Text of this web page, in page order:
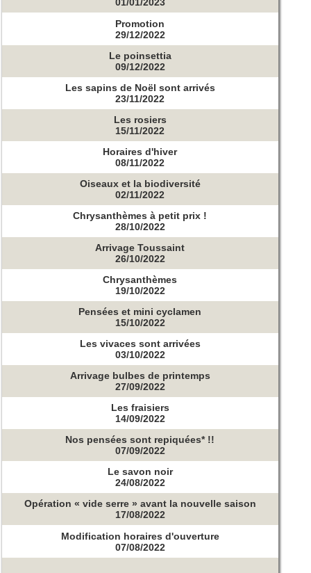
01/01/2023
Promotion
29/12/2022
Le poinsettia
09/12/2022
Les sapins de Noël sont arrivés
23/11/2022
Les rosiers
15/11/2022
Horaires d'hiver
08/11/2022
Oiseaux et la biodiversité
02/11/2022
Chrysanthèmes à petit prix !
28/10/2022
Arrivage Toussaint
26/10/2022
Chrysanthèmes
19/10/2022
Pensées et mini cyclamen
15/10/2022
Les vivaces sont arrivées
03/10/2022
Arrivage bulbes de printemps
27/09/2022
Les fraisiers
14/09/2022
Nos pensées sont repiquées* !!
07/09/2022
Le savon noir
24/08/2022
Opération « vide serre » avant la nouvelle saison
17/08/2022
Modification horaires d'ouverture
07/08/2022